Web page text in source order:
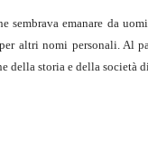
sembrava emanare da
altri nomi personali. Al
della storia e della società